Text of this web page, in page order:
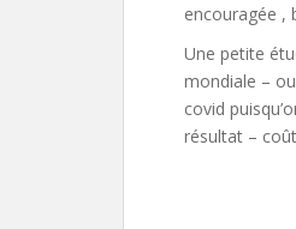
encouragée ,
Une petite
mondiale –
covid
résultat –